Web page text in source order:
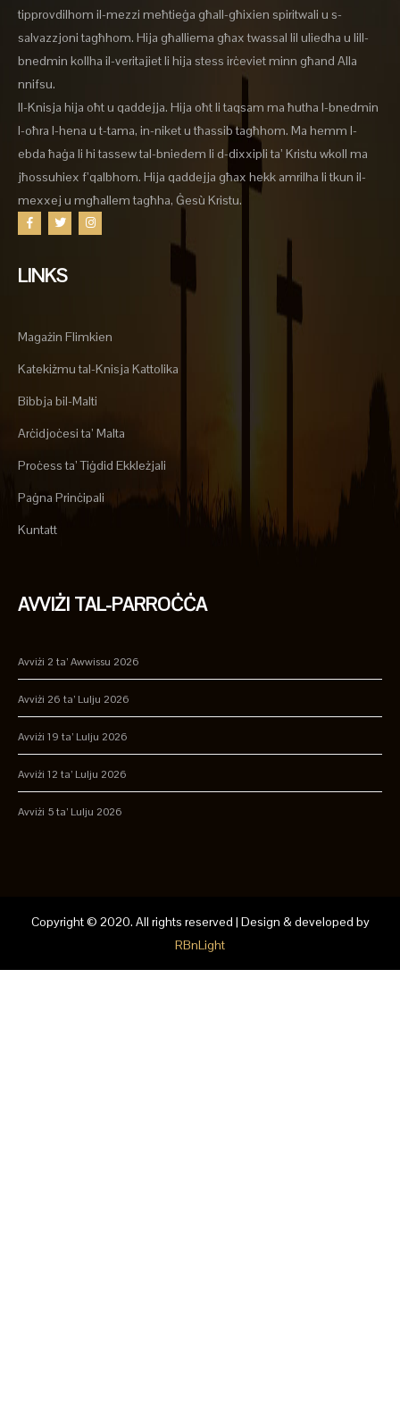
tipprovdilhom il-mezzi meħtieġa għall-għixien spiritwali u s-
salvazzjoni tagħhom. Hija għalliema għax twassal lil uliedha u lill-
bnedmin kollha il-veritajiet li hija stess irċeviet minn għand Alla
nnifsu.
Il-Knisja hija oħt u qaddejja. Hija oħt li taqsam ma ħutha l-bnedmin
l-oħra l-hena u t-tama, in-niket u tħassib tagħhom. Ma hemm l-
ebda ħaġa li hi tassew tal-bniedem li d-dixxipli ta’ Kristu wkoll ma
jħossuhiex f’qalbhom. Hija qaddejja għax hekk amrilha li tkun il-
mexxej u mgħallem tagħha, Ġesù Kristu.
LINKS
Magażin Flimkien
Katekiżmu tal-Knisja Kattolika
Bibbja bil-Malti
Arċidjoċesi ta’ Malta
Proċess ta’ Tiġdid Ekkleżjali
Paġna Prinċipali
Kuntatt
AVVIŻI TAL-PARROĊĊA
Avviżi 2 ta’ Awwissu 2026
Avviżi 26 ta’ Lulju 2026
Avviżi 19 ta’ Lulju 2026
Avviżi 12 ta’ Lulju 2026
Avviżi 5 ta’ Lulju 2026
Copyright © 2020. All rights reserved | Design & developed by
RBnLight